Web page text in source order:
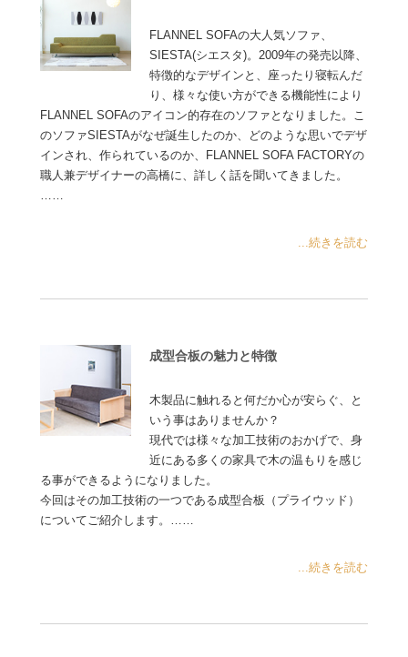
FLANNEL SOFAの大人気ソファ、
SIESTA(シエスタ)。2009年の発売以降、
特徴的なデザインと、座ったり寝転んだ
り、様々な使い方ができる機能性により
FLANNEL SOFAのアイコン的存在のソファとなりました。こ
のソファSIESTAがなぜ誕生したのか、どのような思いでデザ
インされ、作られているのか、FLANNEL SOFA FACTORYの
職人兼デザイナーの高橋に、詳しく話を聞いてきました。
……
...続きを読む
成型合板の魅力と特徴
木製品に触れると何だか心が安らぐ、と
いう事はありませんか？
現代では様々な加工技術のおかげで、身
近にある多くの家具で木の温もりを感じ
る事ができるようになりました。
今回はその加工技術の一つである成型合板（プライウッド）
についてご紹介します。……
...続きを読む